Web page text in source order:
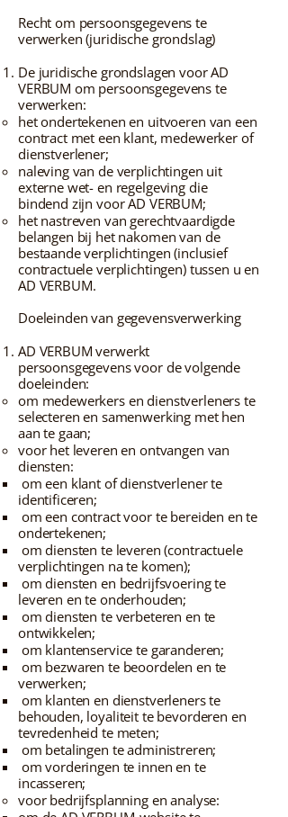
Recht om persoonsgegevens te
verwerken (juridische grondslag)
De juridische grondslagen voor AD
VERBUM om persoonsgegevens te
verwerken:
het ondertekenen en uitvoeren van een
contract met een klant, medewerker of
dienstverlener;
naleving van de verplichtingen uit
externe wet- en regelgeving die
bindend zijn voor AD VERBUM;
het nastreven van gerechtvaardigde
belangen bij het nakomen van de
bestaande verplichtingen (inclusief
contractuele verplichtingen) tussen u en
AD VERBUM.
Doeleinden van gegevensverwerking
AD VERBUM verwerkt
persoonsgegevens voor de volgende
doeleinden:
om medewerkers en dienstverleners te
selecteren en samenwerking met hen
aan te gaan;
voor het leveren en ontvangen van
diensten:
om een klant of dienstverlener te
identificeren;
om een contract voor te bereiden en te
ondertekenen;
om diensten te leveren (contractuele
verplichtingen na te komen);
om diensten en bedrijfsvoering te
leveren en te onderhouden;
om diensten te verbeteren en te
ontwikkelen;
om klantenservice te garanderen;
om bezwaren te beoordelen en te
verwerken;
om klanten en dienstverleners te
behouden, loyaliteit te bevorderen en
tevredenheid te meten;
om betalingen te administreren;
om vorderingen te innen en te
incasseren;
voor bedrijfsplanning en analyse: